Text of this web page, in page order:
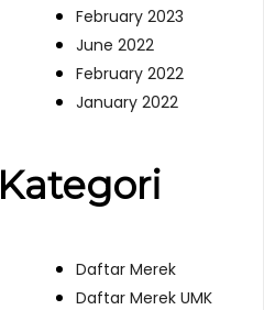
February 2023
June 2022
February 2022
January 2022
Kategori
Daftar Merek
Daftar Merek UMK